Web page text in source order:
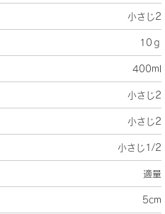
小さじ2
10ｇ
400ml
小さじ2
小さじ2
小さじ1/2
適量
5cm